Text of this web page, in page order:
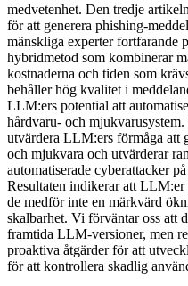
medvetenhet. Den tredje
för att generera phishing-
mänskliga experter fortfarande
hybridmetod som kombinerar
kostnaderna och tiden som
behåller hög kvalitet i
LLM:ers potential att
hårdvaru- och
utvärdera LLM:ers förmåga att
och mjukvara och utvärderar
automatiserade cyberattacker
Resultaten indikerar att LLM:er
de medför inte en märkvärd
skalbarhet. Vi förväntar oss att
framtida LLM-versioner, men
proaktiva åtgärder för att
för att kontrollera skadlig